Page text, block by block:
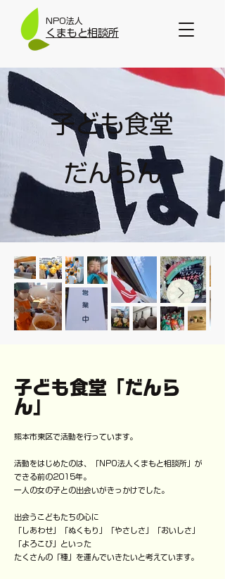
NPO法人
​くまもと相談所
子ども食堂
だんらん
子ども食堂「だんら
ん」
熊本市東区で活動を行っています。
活動をはじめたのは、「NPO法人くまもと相談所」が
できる前の2015年。
一人の女の子との出会いがきっかけでした。
出会うこどもたちの心に
「しあわせ」「ぬくもり」「やさしさ」「おいしさ」
「よろこび」といった
たくさんの「種」を運んでいきたいと考えています。